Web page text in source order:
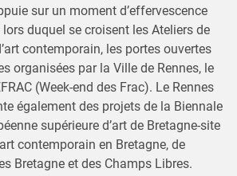
sur un moment d’effervescence
duquel se croisent les Ateliers de
contemporain, les portes ouvertes
organisées par la Ville de Rennes, le
(Week-end des Frac). Le Rennes
également des projets de la Biennale
supérieure d’art de Bretagne-site
contemporain en Bretagne, de
Bretagne et des Champs Libres.